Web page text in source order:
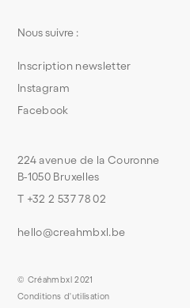
224 avenue de la Couronne
B-1050 Bruxelles
T +32 2 537 78 02
hello@creahmbxl.be
Nous suivre :
Inscription newsletter
Instagram
Facebook
© Créahmbxl 2021
Conditions d'utilisation